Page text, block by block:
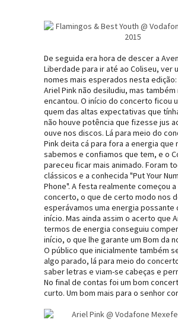
De seguida era hora de descer a
Liberdade para ir até ao Coliseu, ver
nomes mais esperados nesta edição:
Ariel Pink não desiludiu, mas também
encantou. O início do concerto ficou
quem das altas expectativas que
não houve potência que fizesse jus
ouve nos discos. Lá para meio do
Pink deita cá para fora a energia que
sabemos e confiamos que tem, e o
pareceu ficar mais animado. Foram
clássicos e a conhecida "Put Your
Phone". A festa realmente começou
concerto, o que de certo modo nos
esperávamos uma energia possante
início. Mas ainda assim o acerto que
termos de energia conseguiu
início, o que lhe garante um Bom da
O público que inicialmente também
algo parado, lá para meio do
saber letras e viam-se cabeças e
No final de contas foi um bom
curto. Um bom mais para o senhor